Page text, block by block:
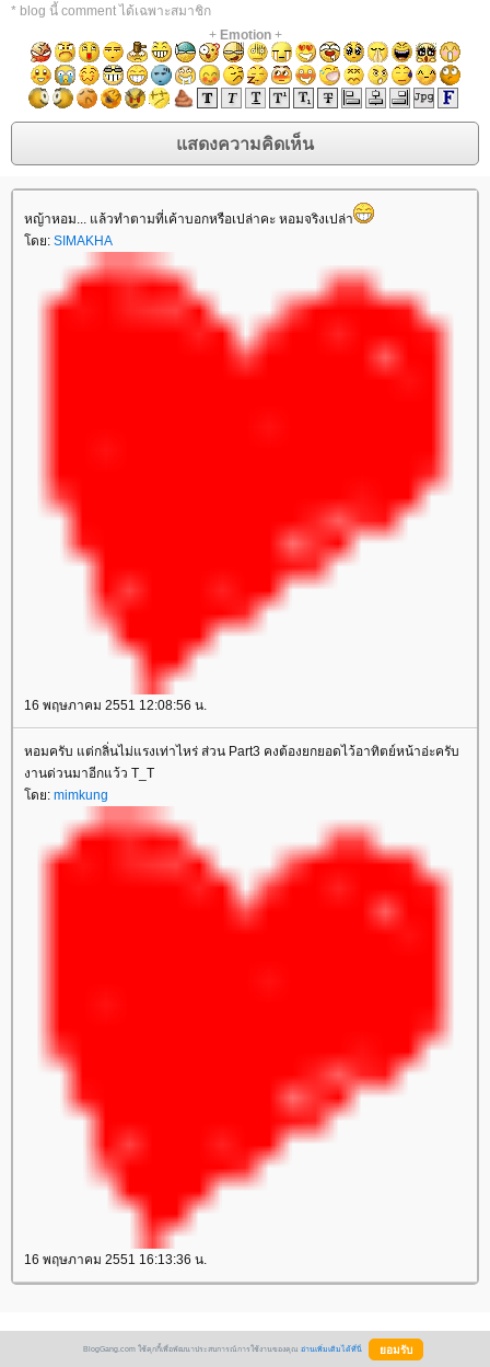
* blog นี้ comment ได้เฉพาะสมาชิก
+ Emotion+
หญ้าหอม... แล้วทำตามที่เค้าบอกหรือเปล่าคะ หอมจริงเปล่า
โดย: SIMAKHA
16 พฤษภาคม 2551 12:08:56 น.
หอมครับ แต่กลิ่นไม่แรงเท่าไหร่ ส่วน Part3 คงต้องยกยอดไว้อาทิตย์หน้าอ่ะครับ
งานด่วนมาอีกแว้ว T_T
โดย: mimkung
16 พฤษภาคม 2551 16:13:36 น.
BlogGang.com ใช้คุกกี้เพื่อพัฒนาประสบการณ์การใช้งานของคุณ อ่านเพิ่มเติมได้ที่นี่